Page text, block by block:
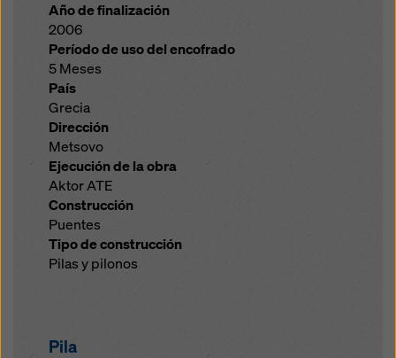
Año de finalización
2006
Período de uso del encofrado
5 Meses
País
Grecia
Dirección
Metsovo
Ejecución de la obra
Aktor ATE
Construcción
Puentes
Tipo de construcción
Pilas y pilonos
Pila